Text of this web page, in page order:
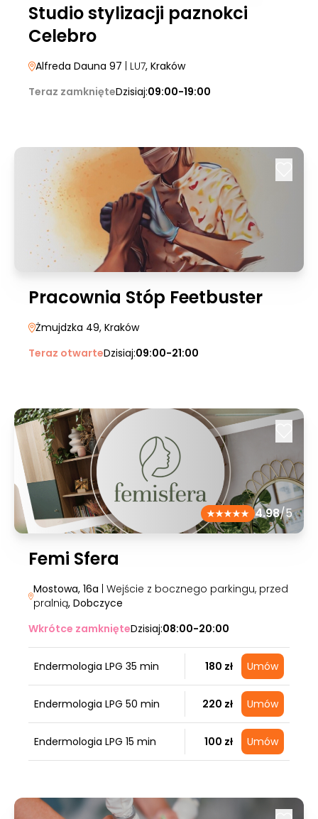
Studio stylizacji paznokci
Celebro
Alfreda Dauna 97 | LU7, Kraków
Teraz zamknięteDzisiaj:09:00-19:00
Pracownia Stóp Feetbuster
Żmujdzka 49, Kraków
Teraz otwarteDzisiaj:09:00-21:00
4.98/5
Femi Sfera
Mostowa, 16a | Wejście z bocznego parkingu, przed
pralnią, Dobczyce
Wkrótce zamknięteDzisiaj:08:00-20:00
Endermologia LPG 35 min 180 zł Umów
Endermologia LPG 50 min 220 zł Umów
Endermologia LPG 15 min 100 zł Umów